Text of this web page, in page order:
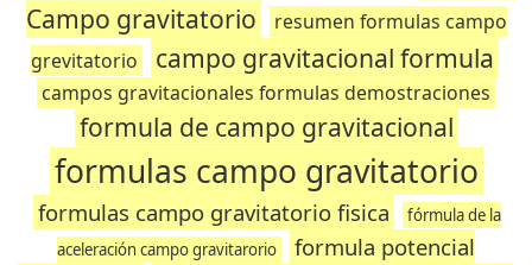
Campo gravitatorio
resumen formulas campo
grevitatorio
campo gravitacional formula
campos gravitacionales formulas demostraciones
formula de campo gravitacional
formulas campo gravitatorio
formulas campo gravitatorio fisica
fórmula de la
aceleración campo gravitarorio
formula potencial